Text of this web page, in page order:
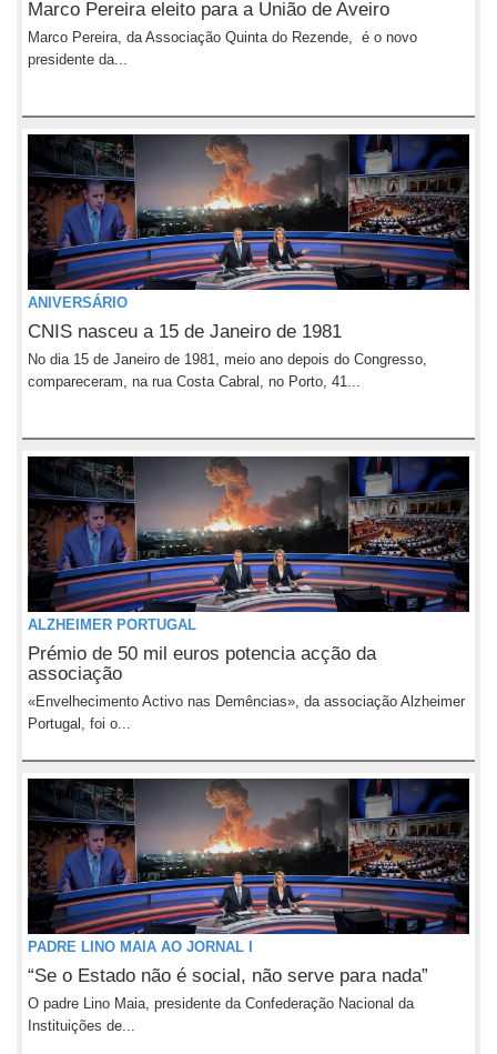
Marco Pereira eleito para a União de Aveiro
Marco Pereira, da Associação Quinta do Rezende, é o novo
presidente da...
ANIVERSÁRIO
CNIS nasceu a 15 de Janeiro de 1981
No dia 15 de Janeiro de 1981, meio ano depois do Congresso,
compareceram, na rua Costa Cabral, no Porto, 41...
ALZHEIMER PORTUGAL
Prémio de 50 mil euros potencia acção da
associação
«Envelhecimento Activo nas Demências», da associação Alzheimer
Portugal, foi o...
PADRE LINO MAIA AO JORNAL I
“Se o Estado não é social, não serve para nada”
O padre Lino Maia, presidente da Confederação Nacional da
Instituições de...